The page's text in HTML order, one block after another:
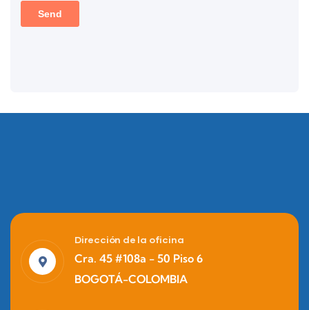
Dirección de la oficina
Cra. 45 #108a - 50 Piso 6
BOGOTÁ-COLOMBIA